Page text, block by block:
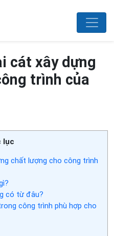
cát xây dựng
trình của
lục
chất lượng cho công trình
có từ đâu?
công trình phù hợp cho